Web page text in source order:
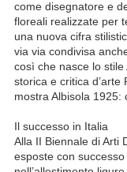
come disegnatore e
floreali realizzate per
una nuova cifra
via via condivisa
così che nasce lo
storica e critica d’arte
mostra Albisola 1925:
Il successo in Italia
Alla II Biennale di Arti
esposte con